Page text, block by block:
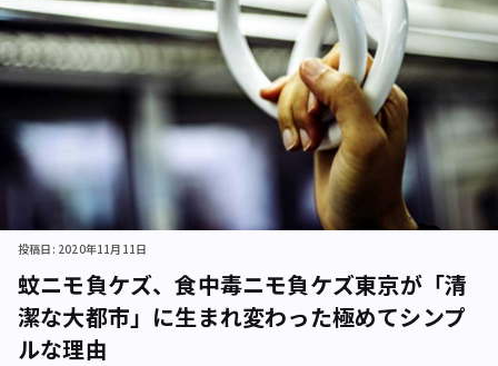
蚊ニモ負ケズ、食中毒ニモ負ケズ――東京が「清
潔な大都市」に生まれ変わった極めてシンプ
ルな理由
投稿日: 2020年11月11日